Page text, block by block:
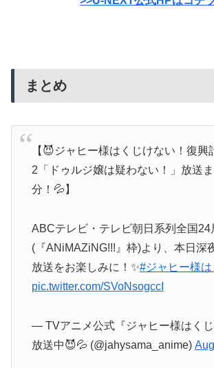
まとめ
【😈ジャヒー様はくじけない！復興
2「ドゥルジ嬢は疑わない！」放送
分！💦】
ABCテレビ・テレビ朝日系列全国24
(『ANiMAZiNG!!!』枠)より、本日深
放送をお楽しみに！✨#ジャヒー様
pic.twitter.com/SVoNsogccI
— TVアニメ公式『ジャヒー様はくじ
放送中😈💦 (@jahysama_anime)